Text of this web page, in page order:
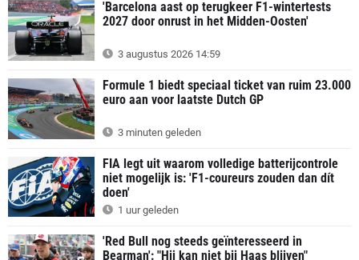
'Barcelona aast op terugkeer F1-wintertests
2027 door onrust in het Midden-Oosten'
3 augustus 2026 14:59
Formule 1 biedt speciaal ticket van ruim 23.000
euro aan voor laatste Dutch GP
3 minuten geleden
FIA legt uit waarom volledige batterijcontrole
niet mogelijk is: 'F1-coureurs zouden dan dít
doen'
1 uur geleden
'Red Bull nog steeds geïnteresseerd in
Bearman': "Hij kan niet bij Haas blijven"